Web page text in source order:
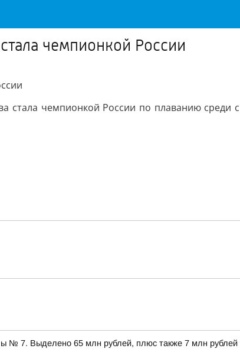
чемпионкой России
стала чемпионкой России по плаванию среди
№ 7. Выделено 65 млн рублей, плюс также 7 млн рублей